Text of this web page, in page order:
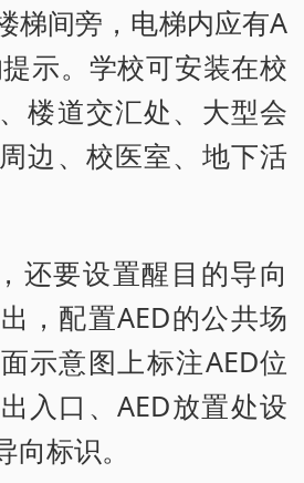
梯间旁，电梯内应有A
示。学校可安装在校
楼道交汇处、大型会
边、校医室、地下活
还要设置醒目的导向
，配置AED的公共场
示意图上标注AED位
入口、AED放置处设
标识。